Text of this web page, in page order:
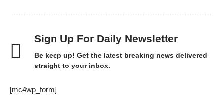
Sign Up For Daily Newsletter
Be keep up! Get the latest breaking news delivered
straight to your inbox.
[mc4wp_form]